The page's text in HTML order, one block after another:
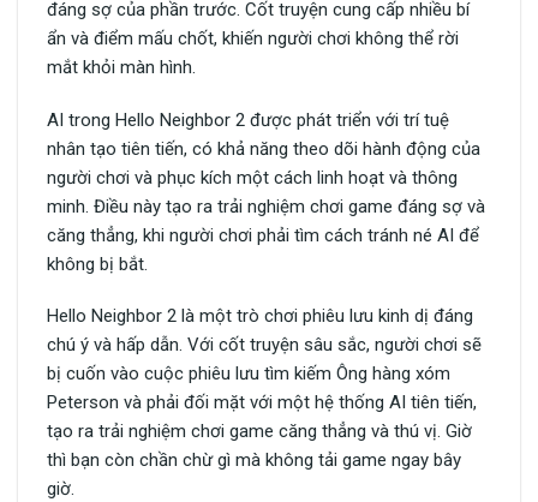
đáng sợ của phần trước. Cốt truyện cung cấp nhiều bí
ẩn và điểm mấu chốt, khiến người chơi không thể rời
mắt khỏi màn hình.
AI trong Hello Neighbor 2 được phát triển với trí tuệ
nhân tạo tiên tiến, có khả năng theo dõi hành động của
người chơi và phục kích một cách linh hoạt và thông
minh. Điều này tạo ra trải nghiệm chơi game đáng sợ và
căng thẳng, khi người chơi phải tìm cách tránh né AI để
không bị bắt.
Hello Neighbor 2 là một trò chơi phiêu lưu kinh dị đáng
chú ý và hấp dẫn. Với cốt truyện sâu sắc, người chơi sẽ
bị cuốn vào cuộc phiêu lưu tìm kiếm Ông hàng xóm
Peterson và phải đối mặt với một hệ thống AI tiên tiến,
tạo ra trải nghiệm chơi game căng thẳng và thú vị. Giờ
thì bạn còn chần chừ gì mà không tải game ngay bây
giờ.